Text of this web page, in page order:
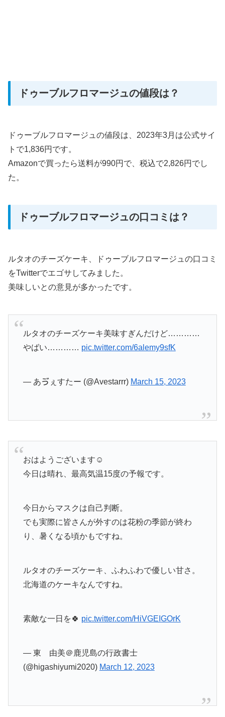
ドゥーブルフロマージュの値段は？
ドゥーブルフロマージュの値段は、2023年3月は公式サイ
トで1,836円です。
Amazonで買ったら送料が990円で、税込で2,826円でし
た。
ドゥーブルフロマージュの口コミは？
ルタオのチーズケーキ、ドゥーブルフロマージュの口コミ
をTwitterでエゴサしてみました。
美味しいとの意見が多かったです。
ルタオのチーズケーキ美味すぎんだけど…………
やばい………… pic.twitter.com/6alemy9sfK
— あゔぇすたー (@Avestarrr) March 15, 2023
おはようございます☺️
今日は晴れ、最高気温15度の予報です。
今日からマスクは自己判断。
でも実際に皆さんが外すのは花粉の季節が終わ
り、暑くなる頃かもですね。
ルタオのチーズケーキ、ふわふわで優しい甘さ。
北海道のケーキなんですね。
素敵な一日を🍀 pic.twitter.com/HiVGEIGOrK
— 東 由美＠鹿児島の行政書士
(@higashiyumi2020) March 12, 2023